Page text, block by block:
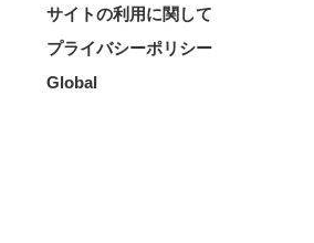
サイトの利用に関して
プライバシーポリシー
Global